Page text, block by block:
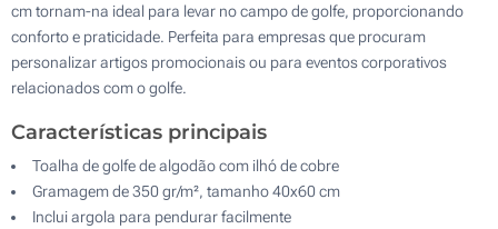
cm tornam-na ideal para levar no campo de golfe, proporcionando
conforto e praticidade. Perfeita para empresas que procuram
personalizar artigos promocionais ou para eventos corporativos
relacionados com o golfe.
Características principais
Toalha de golfe de algodão com ilhó de cobre
Gramagem de 350 gr/m², tamanho 40x60 cm
Inclui argola para pendurar facilmente